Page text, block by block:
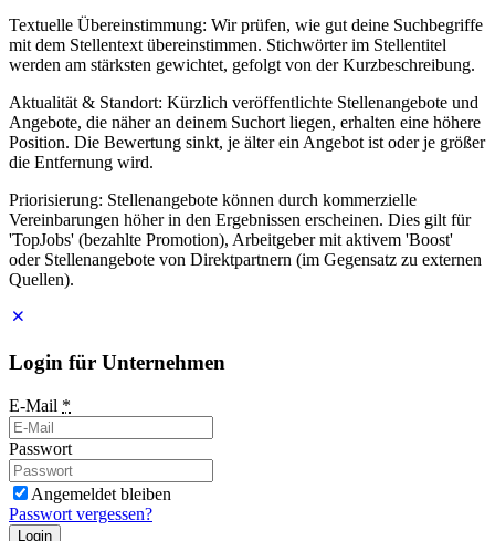
Textuelle Übereinstimmung: Wir prüfen, wie gut deine Suchbegriffe
mit dem Stellentext übereinstimmen. Stichwörter im Stellentitel
werden am stärksten gewichtet, gefolgt von der Kurzbeschreibung.
Aktualität & Standort: Kürzlich veröffentlichte Stellenangebote und
Angebote, die näher an deinem Suchort liegen, erhalten eine höhere
Position. Die Bewertung sinkt, je älter ein Angebot ist oder je größer
die Entfernung wird.
Priorisierung: Stellenangebote können durch kommerzielle
Vereinbarungen höher in den Ergebnissen erscheinen. Dies gilt für
'TopJobs' (bezahlte Promotion), Arbeitgeber mit aktivem 'Boost'
oder Stellenangebote von Direktpartnern (im Gegensatz zu externen
Quellen).
Login für Unternehmen
E-Mail *
Passwort
Angemeldet bleiben
Passwort vergessen?
Login